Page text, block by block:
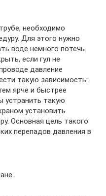
необходимо
Для этого нужно
воде немного потечь.
если гул не
давление
такую зависимость:
ярче и быстрее
устранить такую
установить
Основная цель такого
перепадов давления в